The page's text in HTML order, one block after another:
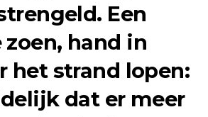
Een
hand in
het strand lopen:
dat er meer